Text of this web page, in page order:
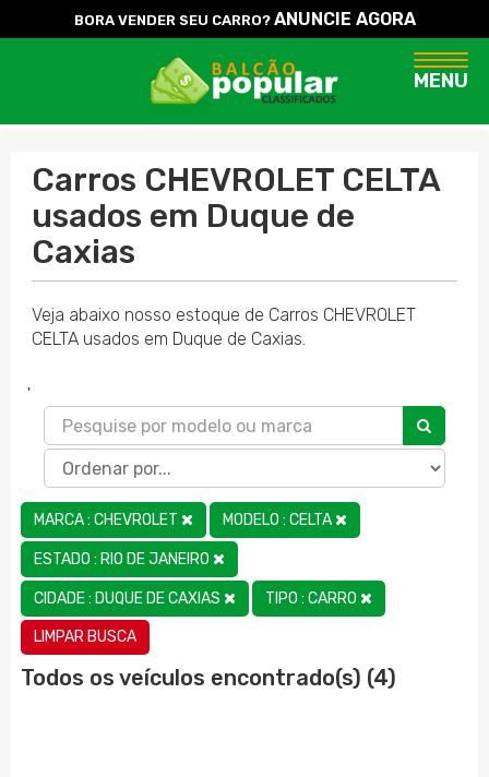
BORA VENDER SEU CARRO? ANUNCIE AGORA
MENU
Carros CHEVROLET CELTA
usados em Duque de
Caxias
Veja abaixo nosso estoque de Carros CHEVROLET
CELTA usados em Duque de Caxias.
'
MARCA : CHEVROLET MODELO : CELTA
ESTADO : RIO DE JANEIRO
CIDADE : DUQUE DE CAXIAS TIPO : CARRO
LIMPAR BUSCA
Todos os veículos encontrado(s) (4)